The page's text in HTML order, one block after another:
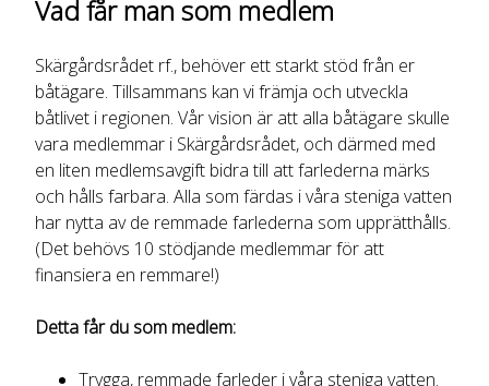
Vad får man som medlem
Skärgårdsrådet rf., behöver ett starkt stöd från er
båtägare. Tillsammans kan vi främja och utveckla
båtlivet i regionen. Vår vision är att alla båtägare skulle
vara medlemmar i Skärgårdsrådet, och därmed med
en liten medlemsavgift bidra till att farlederna märks
och hålls farbara. Alla som färdas i våra steniga vatten
har nytta av de remmade farlederna som upprätthålls.
(Det behövs 10 stödjande medlemmar för att
finansiera en remmare!)
Detta får du som medlem:
Trygga, remmade farleder i våra steniga vatten.